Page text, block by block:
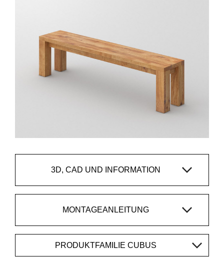
3D, CAD UND INFORMATION
MONTAGEANLEITUNG
PRODUKTFAMILIE CUBUS